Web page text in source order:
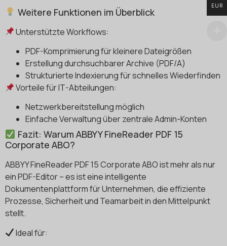
Weitere Funktionen im Überblick
Unterstützte Workflows:
PDF-Komprimierung für kleinere Dateigrößen
Erstellung durchsuchbarer Archive (PDF/A)
Strukturierte Indexierung für schnelles Wiederfinden
Vorteile für IT-Abteilungen:
Netzwerkbereitstellung möglich
Einfache Verwaltung über zentrale Admin-Konten
Fazit: Warum ABBYY FineReader PDF 15
Corporate ABO?
ABBYY FineReader PDF 15 Corporate ABO ist mehr als nur
ein PDF-Editor – es ist eine intelligente
Dokumentenplattform für Unternehmen, die effiziente
Prozesse, Sicherheit und Teamarbeit in den Mittelpunkt
stellt.
Ideal für:
EUR